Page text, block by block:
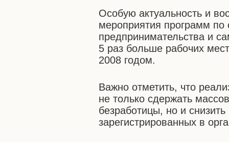
Особую актуальность и
мероприятия программ
предпринимательства и
5 раз больше рабочих
2008 годом.
Важно отметить, что
не только сдержать
безработицы, но и
зарегистрированных в